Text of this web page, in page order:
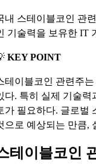
내 스테이블코인 관
기술력을 보유한 IT
KEY POINT
테이블코인 관련주
다. 특히 실제 기술
가 필요하다. 글로벌
으로 예상되는 만큼,
테이블코인